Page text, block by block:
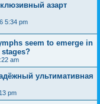
азарт
5:34 pm
seem to emerge in
am
ультимативная
pm